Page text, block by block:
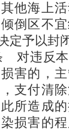
他海上
倒区不宜
定予以封闭
对违反
害的，
支付清
所造成
损害的